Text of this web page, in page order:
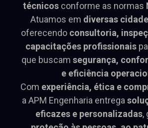
técnicosconforme as normas
Atuamos em diversas
oferecendo consultoria,
capacitações profissionais
que buscam segurança,
e eficiência
Com experiência, ética e
a APM Engenharia entrega
eficazes e personalizadas,